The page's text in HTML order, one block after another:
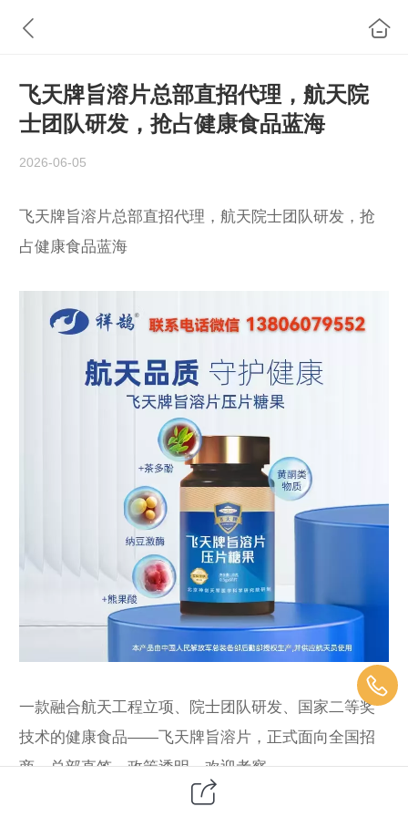
飞天牌旨溶片总部直招代理，航天院
士团队研发，抢占健康食品蓝海
2026-06-05
飞天牌旨溶片总部直招代理，航天院士团队研发，抢
占健康食品蓝海
一款融合航天工程立项、院士团队研发、国家二等奖
技术的健康食品——飞天牌旨溶片，正式面向全国招
商。总部直签，政策透明，欢迎考察。